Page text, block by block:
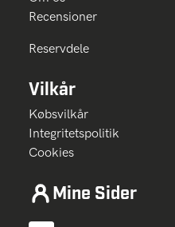
Recensioner
Reservdele
Vilkår
Købsvilkår
Integritetspolitik
Cookies
Mine Sider